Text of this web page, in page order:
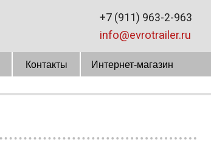
+7 (911) 963-2-963
info@evrotrailer.ru
Контакты Интернет-магазин